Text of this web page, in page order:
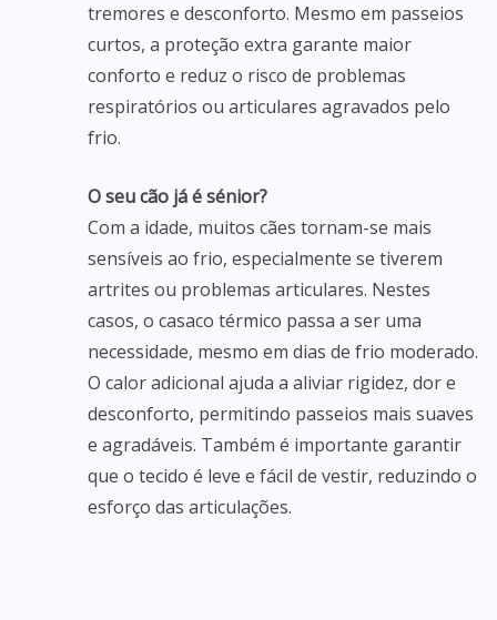
tremores e desconforto. Mesmo em passeios
curtos, a proteção extra garante maior
conforto e reduz o risco de problemas
respiratórios ou articulares agravados pelo
frio.
O seu cão já é sénior?
Com a idade, muitos cães tornam-se mais
sensíveis ao frio, especialmente se tiverem
artrites ou problemas articulares. Nestes
casos, o casaco térmico passa a ser uma
necessidade, mesmo em dias de frio moderado.
O calor adicional ajuda a aliviar rigidez, dor e
desconforto, permitindo passeios mais suaves
e agradáveis. Também é importante garantir
que o tecido é leve e fácil de vestir, reduzindo o
esforço das articulações.